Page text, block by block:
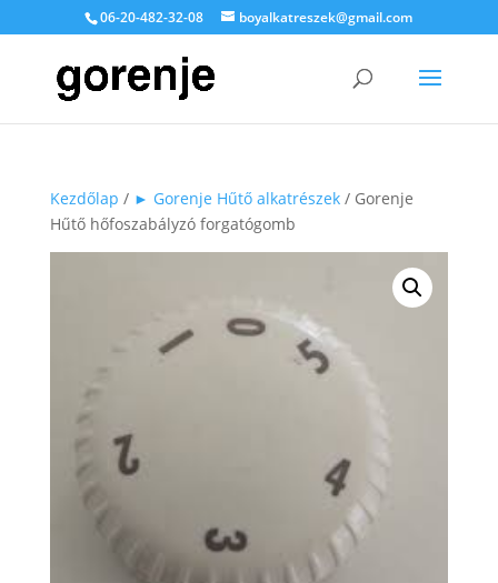
06-20-482-32-08 boyalkatreszek@gmail.com
Kezdőlap / ► Gorenje Hűtő alkatrészek/ Gorenje
Hűtő hőfoszabályzó forgatógomb